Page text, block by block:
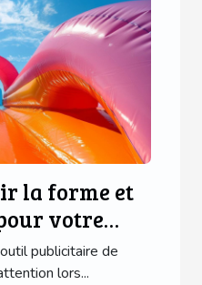
la forme et
votre
publicitaire de
lors...